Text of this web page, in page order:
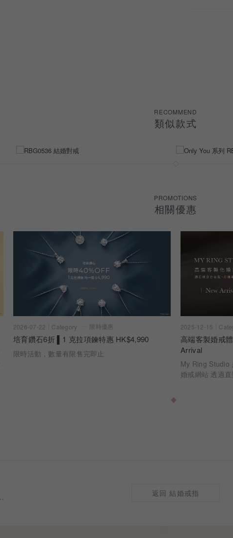
RECOMMEND
類似款式
PROMOTIONS
相關優惠
2026-07-22 Category 限時優惠
培育鑽石6折 ▌1 克拉項鍊特惠 HK$4,990
限時活動，數量有限售完即止
2025-12-15
高端客製婚戒
Arrival
My Ring Studio
婚戒網站 透過
返回 結婚戒指